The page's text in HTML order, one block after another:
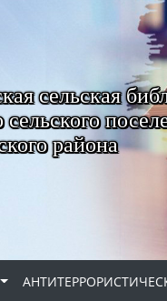
сельская
района